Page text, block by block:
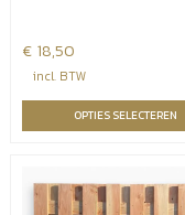
€ 18,50
incl. BTW
OPTIES SELECTEREN